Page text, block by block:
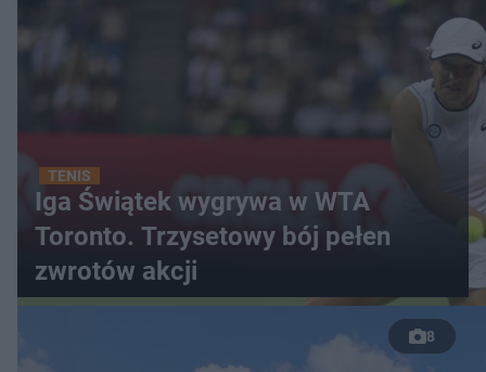
TENIS
Iga Świątek wygrywa w WTA
Toronto. Trzysetowy bój pełen
zwrotów akcji
8